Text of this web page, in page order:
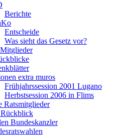
Berichte
Entscheide
Was sieht das Gesetz vor?
extra muros
Frühjahrssession 2001 Lugano
Herbstsession 2006 in Flims
Ratsmitglieder
Bundeskanzler